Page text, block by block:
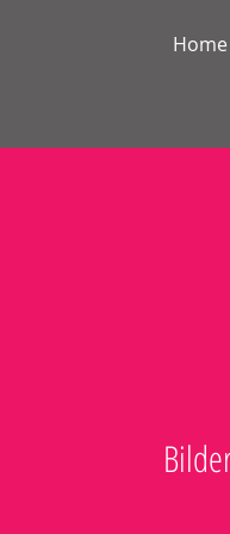
Home